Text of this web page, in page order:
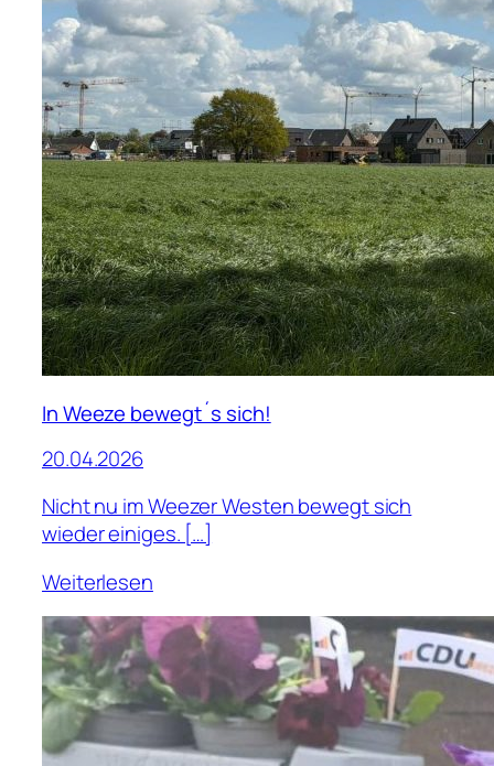
In Weeze bewegt´s sich!
20.04.2026
Nicht nu im Weezer Westen bewegt sich
wieder einiges. […]
Weiterlesen